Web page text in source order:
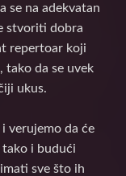
se na adekvatan
stvoriti dobra
repertoar koji
tako da se uvek
ukus.
verujemo da će
i budući
sve što ih